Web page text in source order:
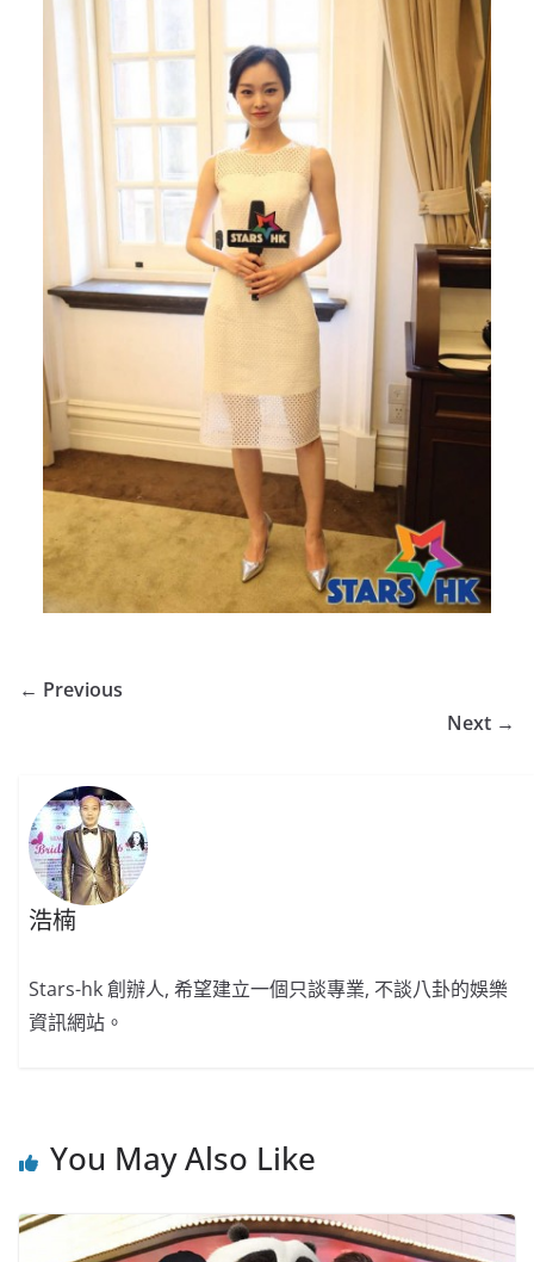
← Previous
Next →
浩楠
Stars-hk 創辦人, 希望建立一個只談專業, 不談八卦的娛樂
資訊網站。
You May Also Like